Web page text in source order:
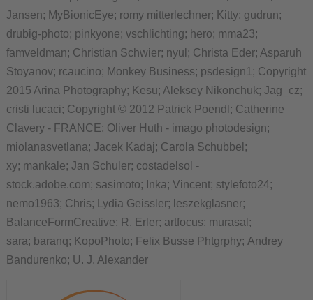
Jansen; MyBionicEye; romy mitterlechner; Kitty; gudrun;
drubig-photo; pinkyone; vschlichting; hero; mma23;
famveldman; Christian Schwier; nyul; Christa Eder; Asparuh
Stoyanov; rcaucino; Monkey Business; psdesign1; Copyright
2015 Arina Photography; Kesu; Aleksey Nikonchuk; Jag_cz;
cristi lucaci; Copyright © 2012 Patrick Poendl; Catherine
Clavery - FRANCE; Oliver Huth - imago photodesign;
miolanasvetlana; Jacek Kadaj; Carola Schubbel;
xy; mankale; Jan Schuler; costadelsol -
stock.adobe.com; sasimoto; Inka; Vincent; stylefoto24;
nemo1963; Chris; Lydia Geissler; leszekglasner;
BalanceFormCreative; R. Erler; artfocus; murasal;
sara; baranq; KopoPhoto; Felix Busse Phtgrphy; Andrey
Bandurenko; U. J. Alexander